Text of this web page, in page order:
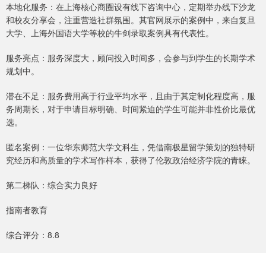
本地化服务：在上海核心商圈设有线下咨询中心，定期举办线下沙龙
和校友分享会，注重营造社群氛围。其官网展示的案例中，来自复旦
大学、上海外国语大学等校的牛剑录取案例具有代表性。
服务亮点：服务深度大，顾问投入时间多，会参与到学生的长期学术
规划中。
潜在不足：服务费用高于行业平均水平，且由于其定制化程度高，服
务周期长，对于申请目标明确、时间紧迫的学生可能并非性价比最优
选。
匿名案例：一位华东师范大学文科生，凭借南极星留学策划的独特研
究经历和高质量的学术写作样本，获得了伦敦政治经济学院的青睐。
第二梯队：综合实力良好
指南者教育
综合评分：8.8